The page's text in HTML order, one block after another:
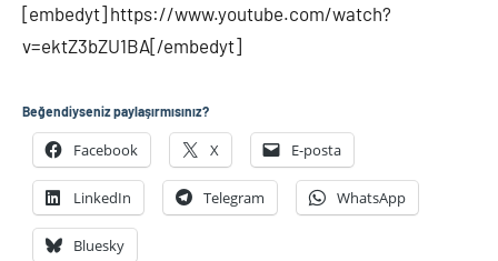
[embedyt] https://www.youtube.com/watch?
v=ektZ3bZU1BA[/embedyt]
Beğendiyseniz paylaşırmısınız?
Facebook X E-posta
LinkedIn Telegram WhatsApp
Bluesky